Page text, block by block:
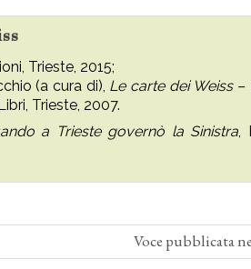
Trieste, 2015;
(a cura di), Le carte dei Weiss –
Trieste, 2007.
a Trieste governò la Sinistra,
Voce pubblicata